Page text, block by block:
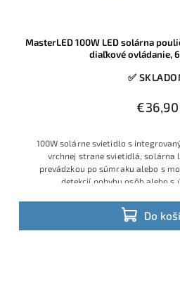
MasterLED 100W LED solárna
diaľkové ovládanie,
✅
€36,90
Do
100W solárne svietidlo s
vrchnej strane svietidlá, solárna
prevádzkou po súmraku alebo s
detekcií pohybu osôb alebo s